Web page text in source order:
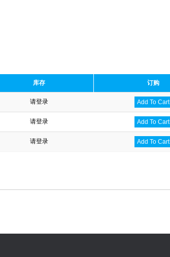
库存 订购
请登录 Add To Cart
请登录 Add To Cart
请登录 Add To Cart